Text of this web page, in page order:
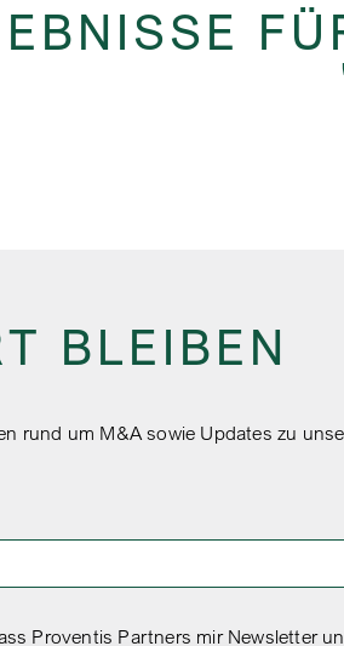
BLEIBEN
rund um M&A sowie Updates zu
Proventis Partners mir Newsletter